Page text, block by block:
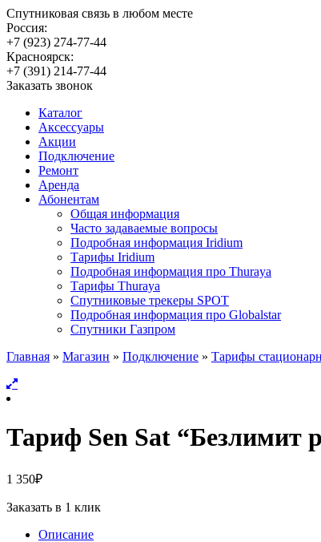
Спутниковая связь в любом месте
Россия:
+7 (923) 274-77-44
Красноярск:
+7 (391) 214-77-44
Заказать звонок
Каталог
Аксессуары
Акции
Подключение
Ремонт
Аренда
Абонентам
Общая информация
Часто задаваемые вопросы
Подробная информация Iridium
Тарифы Iridium
Подробная информация про Thuraya
Тарифы Thuraya
Спутниковые трекеры SPOT
Подробная информация про Globalstar
Спутники Газпром
Главная » Магазин » Подключение » Тарифы
Тариф Sen Sat “Безлимит
1 350₽
Заказать в 1 клик
Описание